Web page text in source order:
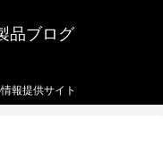
品ブログ
報提供サイト